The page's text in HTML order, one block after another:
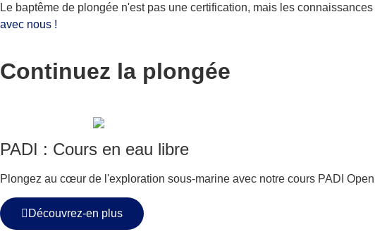
Le baptême de plongée n'est pas une certification, mais les
avec nous !
Continuez la plongée
PADI : Cours en eau libre
Plongez au cœur de l'exploration sous-marine avec notre cours PADI
Découvrez-en plus